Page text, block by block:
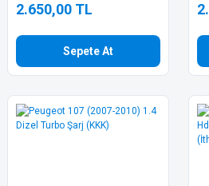
2.650,00 TL
Sepete At